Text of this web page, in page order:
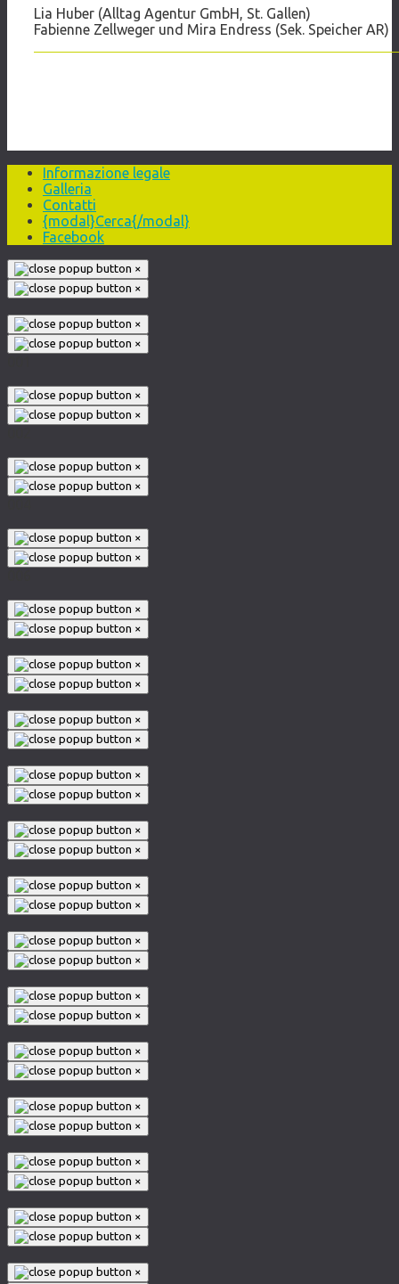
Lia Huber (Alltag Agentur GmbH, St. Gallen)
Fabienne Zellweger und Mira Endress (Sek. Speicher AR)
Informazione legale
Galleria
Contatti
{modal}Cerca{/modal}
Facebook
×
×
×
×
×
×
×
×
×
×
×
×
×
×
×
×
×
×
×
×
×
×
×
×
×
×
×
×
×
×
×
×
×
×
×